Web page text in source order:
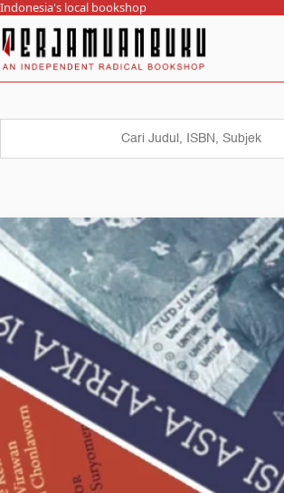
Indonesia's local bookshop